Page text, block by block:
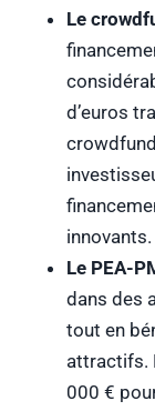
Le
d’euros
innovants.
Le PEA-
dans des
tout en
attractifs.
000 €